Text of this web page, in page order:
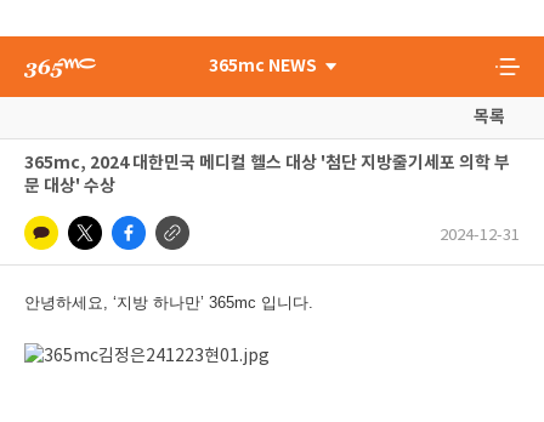
365mc NEWS
목록
365mc, 2024 대한민국 메디컬 헬스 대상 '첨단 지방줄기세포 의학 부
문 대상' 수상
2024-12-31
안녕하세요, ‘지방 하나만’ 365mc 입니다.